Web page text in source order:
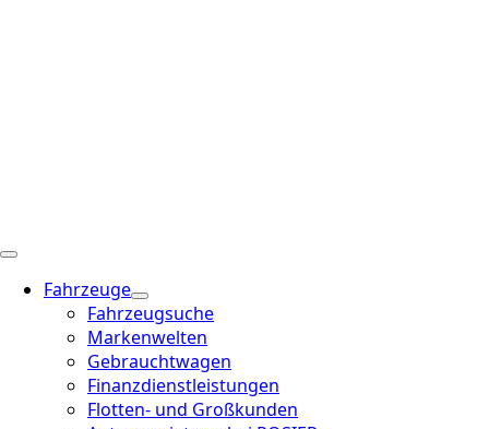
Fahrzeuge
Fahrzeugsuche
Markenwelten
Gebrauchtwagen
Finanzdienstleistungen
Flotten- und Großkunden